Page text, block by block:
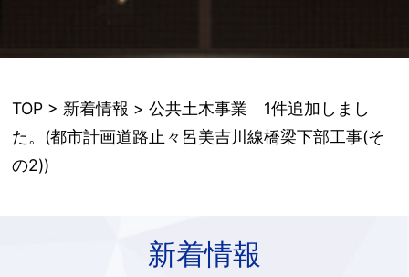
TOP > 新着情報 > 公共土木事業 1件追加しまし
た。(都市計画道路止々呂美吉川線橋梁下部工事(そ
の2))
新着情報